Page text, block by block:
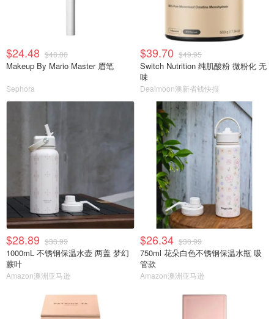
$24.48 $48.00
Makeup By Mario Master 眉笔
Sephora
$39.70 $49.95
Switch Nutrition 纯肌酸粉 微粉化 无
味
Dealmoon澳新省钱快报
$28.89 $33.99
1000mL 不锈钢保温水壶 两盖 梦幻
蕨叶
Amazon澳洲亚马逊
$26.34 $30.99
750ml 花朵白色不锈钢保温水瓶 吸
管款
Amazon澳洲亚马逊